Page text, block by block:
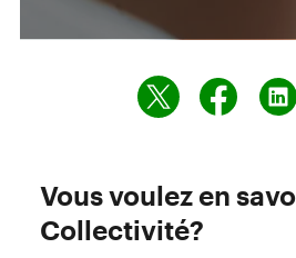
Vous voulez en
Collectivité?